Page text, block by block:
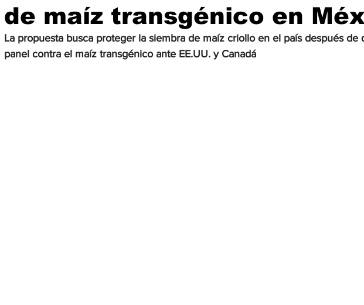
POLÍTICA ENTRETENIMIENTO JALISCO-ENRIQUE ALFARO JALISCO-
de maíz transgénico en
La propuesta busca proteger la siembra de maíz criollo en el país después de
panel contra el maíz transgénico ante EE.UU. y Canadá